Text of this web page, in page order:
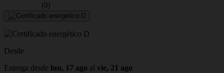
(0)
Desde
Entrega desde lun, 17 ago al vie, 21 ago